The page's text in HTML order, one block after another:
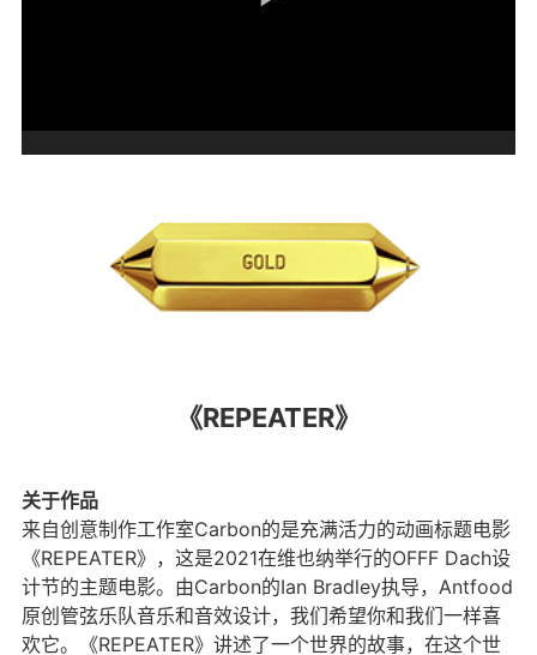
《REPEATER》
关于作品
来自创意制作工作室Carbon的是充满活力的动画标题电影
《REPEATER》，这是2021在维也纳举行的OFFF Dach设
计节的主题电影。由Carbon的Ian Bradley执导，Antfood
原创管弦乐队音乐和音效设计，我们希望你和我们一样喜
欢它。《REPEATER》讲述了一个世界的故事，在这个世